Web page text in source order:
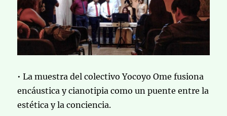
• La muestra del colectivo Yocoyo Ome fusiona
encáustica y cianotipia como un puente entre la
estética y la conciencia.